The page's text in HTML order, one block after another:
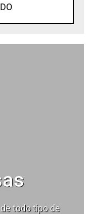
todo tipo de